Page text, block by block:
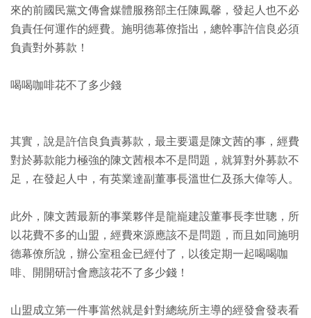
來的前國民黨文傳會媒體服務部主任陳鳳馨，發起人也不必
負責任何運作的經費。施明德幕僚指出，總幹事許信良必須
負責對外募款！
喝喝咖啡花不了多少錢
其實，說是許信良負責募款，最主要還是陳文茜的事，經費
對於募款能力極強的陳文茜根本不是問題，就算對外募款不
足，在發起人中，有英業達副董事長溫世仁及孫大偉等人。
此外，陳文茜最新的事業夥伴是龍巃建設董事長李世聰，所
以花費不多的山盟，經費來源應該不是問題，而且如同施明
德幕僚所說，辦公室租金已經付了，以後定期一起喝喝咖
啡、開開研討會應該花不了多少錢！
山盟成立第一件事當然就是針對總統所主導的經發會發表看